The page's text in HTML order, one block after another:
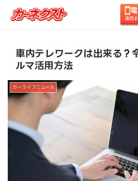
通話
ホーム コラムTOP カーライ
車内テレワークは出来る？
ルマ活用方法
カーライフニュース